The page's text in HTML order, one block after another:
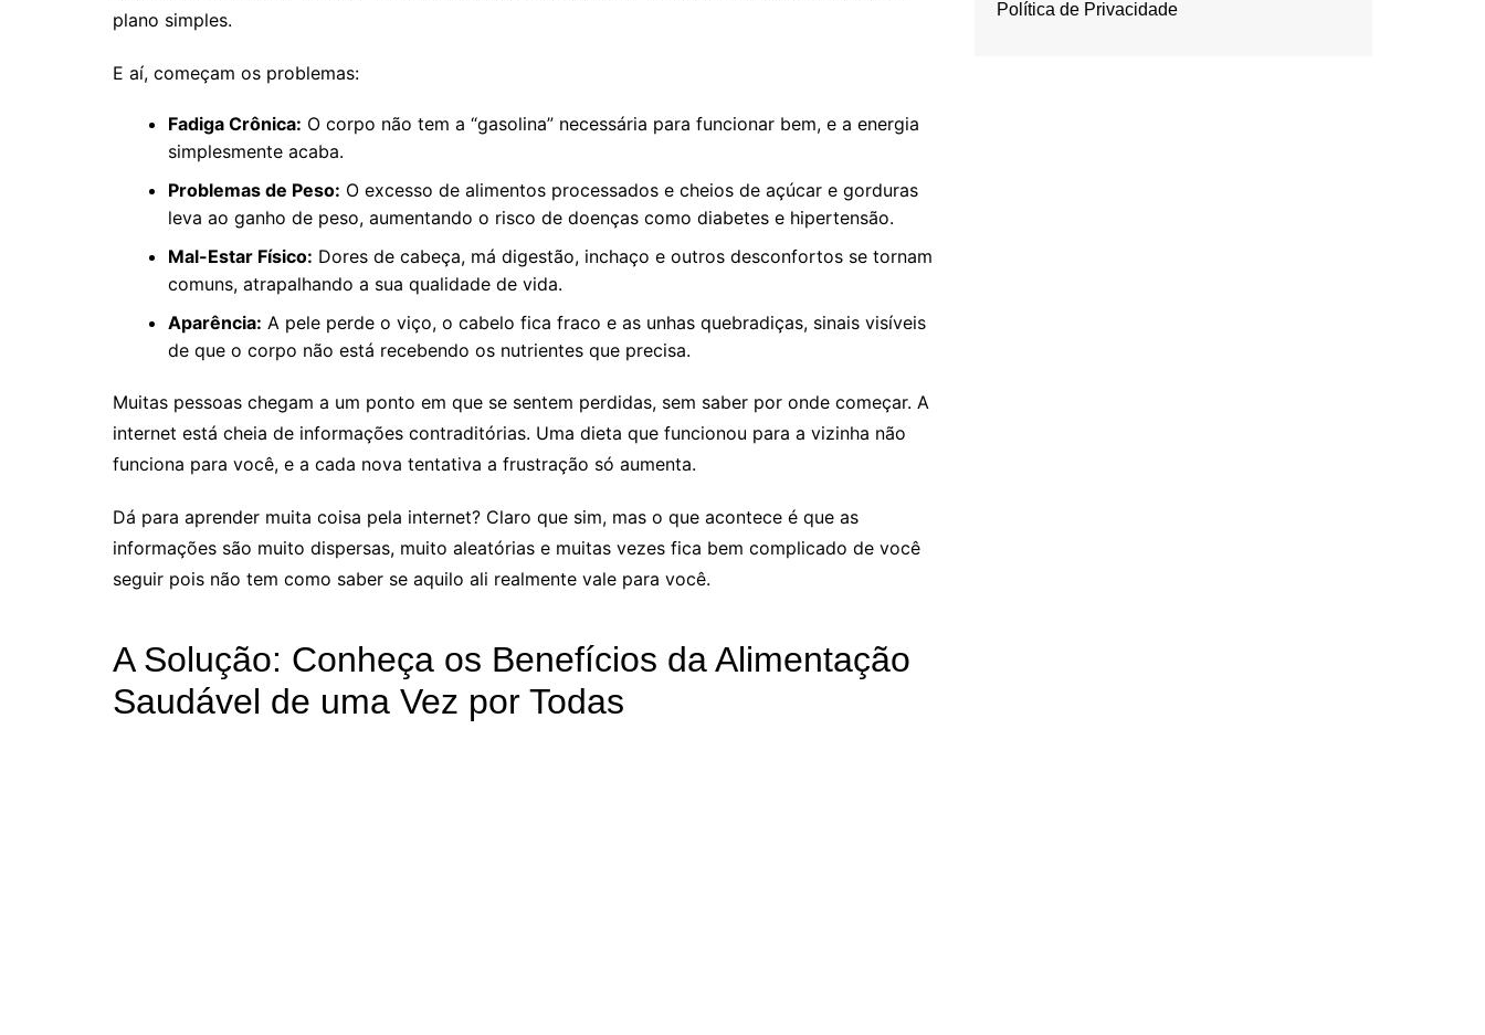
plano simples.
E aí, começam os problemas:
Fadiga Crônica: O corpo não tem a “gasolina” necessária para funcionar bem, e a energia
simplesmente acaba.
Problemas de Peso: O excesso de alimentos processados e cheios de açúcar e gorduras
leva ao ganho de peso, aumentando o risco de doenças como diabetes e hipertensão.
Mal-Estar Físico: Dores de cabeça, má digestão, inchaço e outros desconfortos se tornam
comuns, atrapalhando a sua qualidade de vida.
Aparência: A pele perde o viço, o cabelo fica fraco e as unhas quebradiças, sinais visíveis
de que o corpo não está recebendo os nutrientes que precisa.
Muitas pessoas chegam a um ponto em que se sentem perdidas, sem saber por onde começar. A
internet está cheia de informações contraditórias. Uma dieta que funcionou para a vizinha não
funciona para você, e a cada nova tentativa a frustração só aumenta.
Dá para aprender muita coisa pela internet? Claro que sim, mas o que acontece é que as
informações são muito dispersas, muito aleatórias e muitas vezes fica bem complicado de você
seguir pois não tem como saber se aquilo ali realmente vale para você.
A Solução: Conheça os Benefícios da Alimentação
Saudável de uma Vez por Todas
Política de Privacidade